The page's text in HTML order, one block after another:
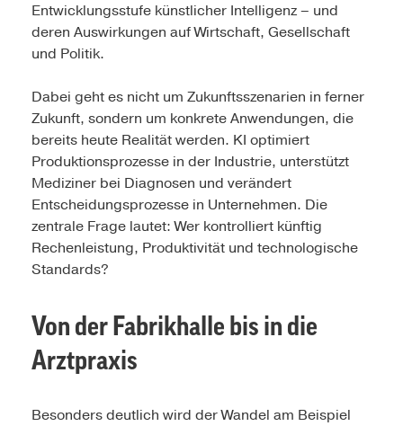
Entwicklungsstufe künstlicher Intelligenz – und
deren Auswirkungen auf Wirtschaft, Gesellschaft
und Politik.
Dabei geht es nicht um Zukunftsszenarien in ferner
Zukunft, sondern um konkrete Anwendungen, die
bereits heute Realität werden. KI optimiert
Produktionsprozesse in der Industrie, unterstützt
Mediziner bei Diagnosen und verändert
Entscheidungsprozesse in Unternehmen. Die
zentrale Frage lautet: Wer kontrolliert künftig
Rechenleistung, Produktivität und technologische
Standards?
Von der Fabrikhalle bis in die
Arztpraxis
Besonders deutlich wird der Wandel am Beispiel